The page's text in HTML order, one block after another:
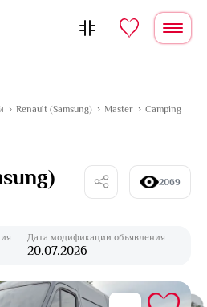
Renault (Samsung) Master
Camping
2069
Дата модификации объявления
20.07.2026